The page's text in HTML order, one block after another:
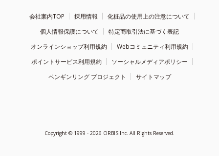
会社案内TOP 採用情報
化粧品の使用上の注意について
個人情報保護について
特定商取引法に基づく表記
オンラインショップ利用規約
Webコミュニティ利用規約
ポイントサービス利用規約
ソーシャルメディアポリシー
ペンギンリング プロジェクト
サイトマップ
Copyright © 1999 - 2026 ORBIS Inc. All Rights Reserved.